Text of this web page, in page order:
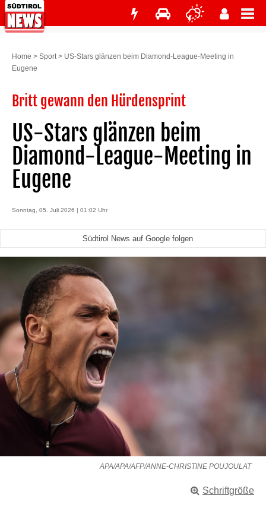
Home > Sport> US-Stars glänzen beim Diamond-League-Meeting in
Eugene
Britt gewann den Hürdensprint
US-Stars glänzen beim
Diamond-League-Meeting in
Eugene
Sonntag, 05. Juli 2026 | 01:02 Uhr
Südtirol News auf Google folgen
APA/APA/AFP/ANNE-CHRISTINE POUJOULAT
Schriftgröße